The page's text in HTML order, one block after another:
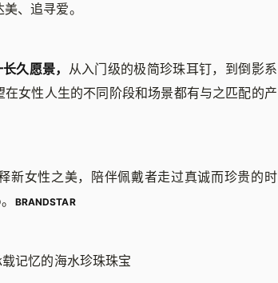
、追寻爱。
久愿景， 从入门级的极简珍珠耳钉，到倒影系
女性人生的不同阶段和场景都有与之匹配的产
新女性之美，陪伴佩戴者走过真诚而珍贵的时
BRANDSTAR
记忆的海水珍珠珠宝